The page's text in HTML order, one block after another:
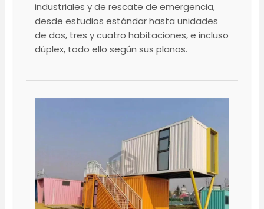
industriales y de rescate de emergencia,
desde estudios estándar hasta unidades
de dos, tres y cuatro habitaciones, e incluso
dúplex, todo ello según sus planos.